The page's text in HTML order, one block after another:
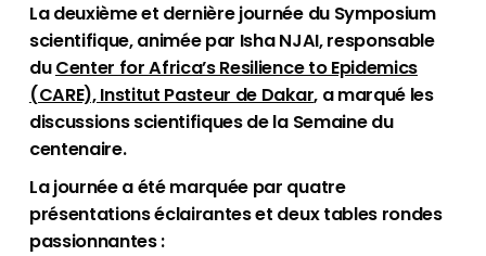
La deuxième et dernière journée du Symposium
scientifique, animée par Isha NJAI, responsable
duCenter for Africa’s Resilience to Epidemics
(CARE), Institut Pasteur de Dakar, a marqué les
discussions scientifiques de la Semaine du
centenaire.
La journée a été marquée par quatre
présentations éclairantes et deux tables rondes
passionnantes :